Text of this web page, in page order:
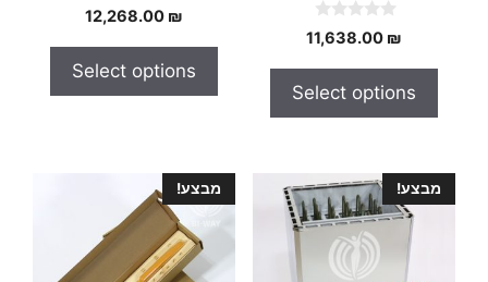
0
o
o
5
11,638.00 ₪
Select options
0
o
o
5
12,268.00 ₪
Select options
מבצע! מבצע!